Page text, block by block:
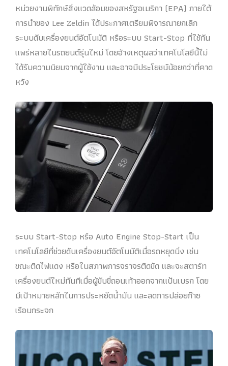
หน่วยงานพิทักษ์สิ่งแวดล้อมของสหรัฐอเมริกา (EPA) ภายใต้
การนำของ Lee Zeldin ได้ประกาศเตรียมพิจารณายกเลิก
ระบบดับเครื่องยนต์อัตโนมัติ หรือระบบ Start-Stop ที่ใช้กัน
แพร่หลายในรถยนต์รุ่นใหม่ โดยอ้างเหตุผลว่าเทคโนโลยีนี้ไม่
ได้รับความนิยมจากผู้ใช้งาน และอาจมีประโยชน์น้อยกว่าที่คาด
หวัง
ระบบ Start-Stop หรือ Auto Engine Stop-Start เป็น
เทคโนโลยีที่ช่วยดับเครื่องยนต์อัตโนมัติเมื่อรถหยุดนิ่ง เช่น
ขณะติดไฟแดง หรือในสภาพการจราจรติดขัด และจะสตาร์ท
เครื่องยนต์ใหม่ทันทีเมื่อผู้ขับขี่ถอนเท้าออกจากแป้นเบรก โดย
มีเป้าหมายหลักในการประหยัดน้ำมัน และลดการปล่อยก๊าซ
เรือนกระจก